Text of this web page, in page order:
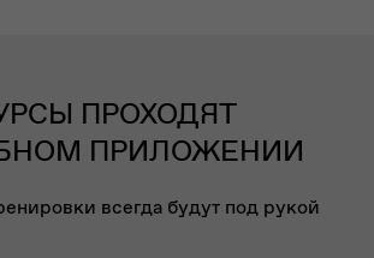
ПРОХОДЯТ
ПРИЛОЖЕНИИ
всегда будут под рукой